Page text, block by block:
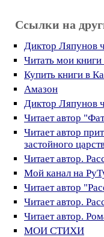
Ссылки на
Диктор Ляпунов
Читать мои
Купить книги в
Амазон
Диктор Ляпунов
Читает автор
Читает автор
застойного
Читает автор.
Мой канал на
Читает автор
Читает автор.
Читает автор.
МОИ СТИХИ